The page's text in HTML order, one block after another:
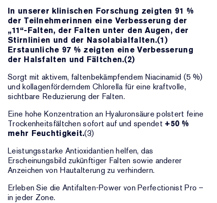
In unserer klinischen Forschung zeigten 91 %
der Teilnehmerinnen eine Verbesserung der
„11“-Falten, der Falten unter den Augen, der
Stirnlinien und der Nasolabialfalten.(1)
Erstaunliche 97 % zeigten eine Verbesserung
der Halsfalten und Fältchen.(2)
Sorgt mit aktivem, faltenbekämpfendem Niacinamid (5 %)
und kollagenförderndem Chlorella für eine kraftvolle,
sichtbare Reduzierung der Falten.
Eine hohe Konzentration an Hyaluronsäure polstert feine
Trockenheitsfältchen sofort auf und spendet +50 %
mehr Feuchtigkeit.(3)
Leistungsstarke Antioxidantien helfen, das
Erscheinungsbild zukünftiger Falten sowie anderer
Anzeichen von Hautalterung zu verhindern.
Erleben Sie die Antifalten-Power von Perfectionist Pro –
in jeder Zone.